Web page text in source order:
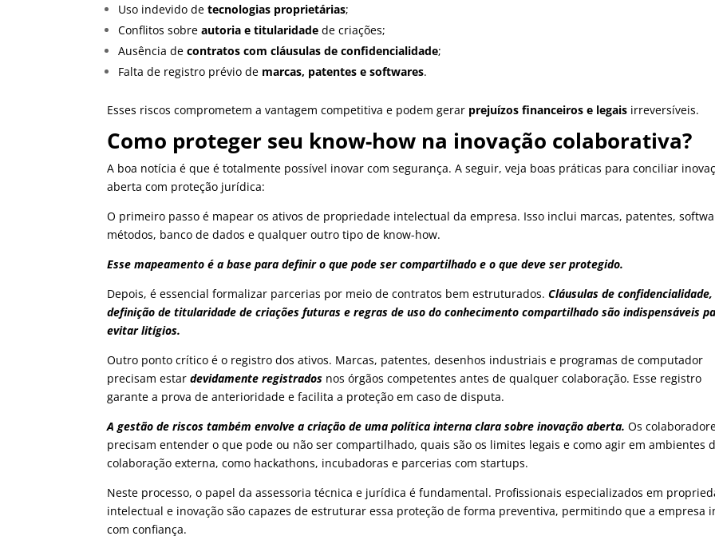
Uso indevido detecnologias proprietárias;
Conflitos sobreautoria e titularidade de criações;
Ausência decontratos com cláusulas de confidencialidade;
Falta de registro prévio de marcas, patentes e softwares.
Esses riscos comprometem a vantagem competitiva e podem gerar prejuízos financeiros e legais irreversíveis.
Como proteger seu know-how na inovação colaborativa?
A boa notícia é que é totalmente possível inovar com segurança. A seguir, veja boas práticas para conciliar
aberta com proteção jurídica:
O primeiro passo é mapear os ativos de propriedade intelectual da empresa. Isso inclui marcas, patentes,
métodos, banco de dados e qualquer outro tipo de know-how.
Esse mapeamento é a base para definir o que pode ser compartilhado e o que deve ser protegido.
Depois, é essencial formalizar parcerias por meio de contratos bem estruturados.Cláusulas de confidencialidade,
definição de titularidade de criações futuras e regras de uso do conhecimento compartilhado são indispensáveis
evitar litígios.
Outro ponto crítico é o registro dos ativos. Marcas, patentes, desenhos industriais e programas de computador
precisam estardevidamente registrados nos órgãos competentes antes de qualquer colaboração. Esse registro
garante a prova de anterioridade e facilita a proteção em caso de disputa.
A gestão de riscos também envolve a criação de uma política interna clara sobre inovação aberta.Os
precisam entender o que pode ou não ser compartilhado, quais são os limites legais e como agir em ambientes
colaboração externa, como hackathons, incubadoras e parcerias com startups.
Neste processo, o papel da assessoria técnica e jurídica é fundamental. Profissionais especializados em
intelectual e inovação são capazes de estruturar essa proteção de forma preventiva, permitindo que a empresa
com confiança.